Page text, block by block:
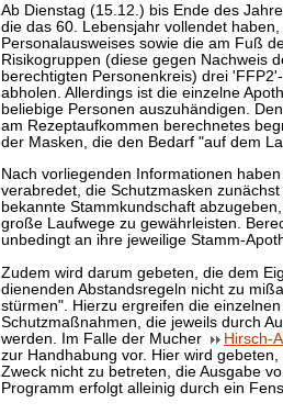
Ab Dienstag (15.12.) bis Ende des
die das 60. Lebensjahr vollendet
Personalausweises sowie die am Fuß
Risikogruppen (diese gegen Nachweis
berechtigten Personenkreis) drei
abholen. Allerdings ist die einzelne
beliebige Personen auszuhändigen.
am Rezeptaufkommen berechnetes
der Masken, die den Bedarf "auf dem
Nach vorliegenden Informationen
verabredet, die Schutzmasken
bekannte Stammkundschaft
große Laufwege zu gewährleisten.
unbedingt an ihre jeweilige Stamm-
Zudem wird darum gebeten, die dem
dienenden Abstandsregeln nicht zu
stürmen". Hierzu ergreifen die
Schutzmaßnahmen, die jeweils durch
werden. Im Falle der Mucher
Hirsch-
zur Handhabung vor. Hier wird
Zweck nicht zu betreten, die Ausgabe
Programm erfolgt alleinig durch ein